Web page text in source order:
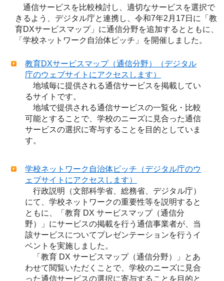
通信サービスを比較検討し、適切なサービスを選択で
きるよう、デジタル庁と連携し、令和7年2月17日に「教
育DXサービスマップ」に通信分野を追加するとともに、
「学校ネットワーク自治体ピッチ」を開催しました。
教育DXサービスマップ（通信分野）（デジタル
庁のウェブサイトにアクセスします）
地域毎に提供される通信サービスを掲載してい
るサイトです。
地域で提供される通信サービスの一覧化・比較
可能とすることで、学校のニーズに見合った通信
サービスの選択に寄与することを目的としていま
す。
学校ネットワーク自治体ピッチ（デジタル庁のウ
ェブサイトにアクセスします）
行政説明（文部科学省、総務省、デジタル庁）
にて、学校ネットワークの重要性等を説明すると
ともに、「教育 DX サービスマップ（通信分
野）」にサービスの掲載を行う通信事業者が、当
該サービスについてプレゼンテーションを行うイ
ベントを実施しました。
「教育 DX サービスマップ（通信分野）」とあ
わせて閲覧いただくことで、学校のニーズに見合
った通信サービスの選択に寄与することを目的と